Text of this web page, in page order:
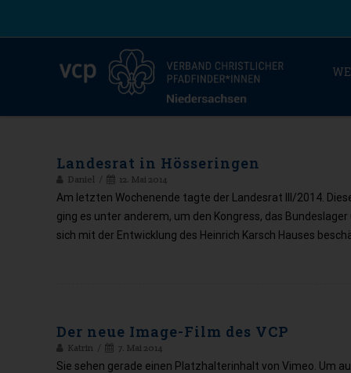
Landesrat in Hösseringen
Daniel 12. Mai 2014
Am letzten Wochenende tagte der Landesrat III/2014.
ging es unter anderem, um den Kongress, das
sich mit der Entwicklung des Heinrich Karsch Hauses
Der neue Image-Film des VCP
Katrin 7. Mai 2014
Sie sehen gerade einen Platzhalterinhalt von Vimeo. Um